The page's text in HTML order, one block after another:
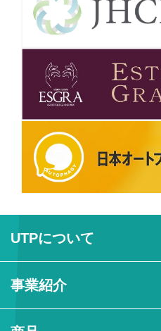
UTPについて
事業紹介